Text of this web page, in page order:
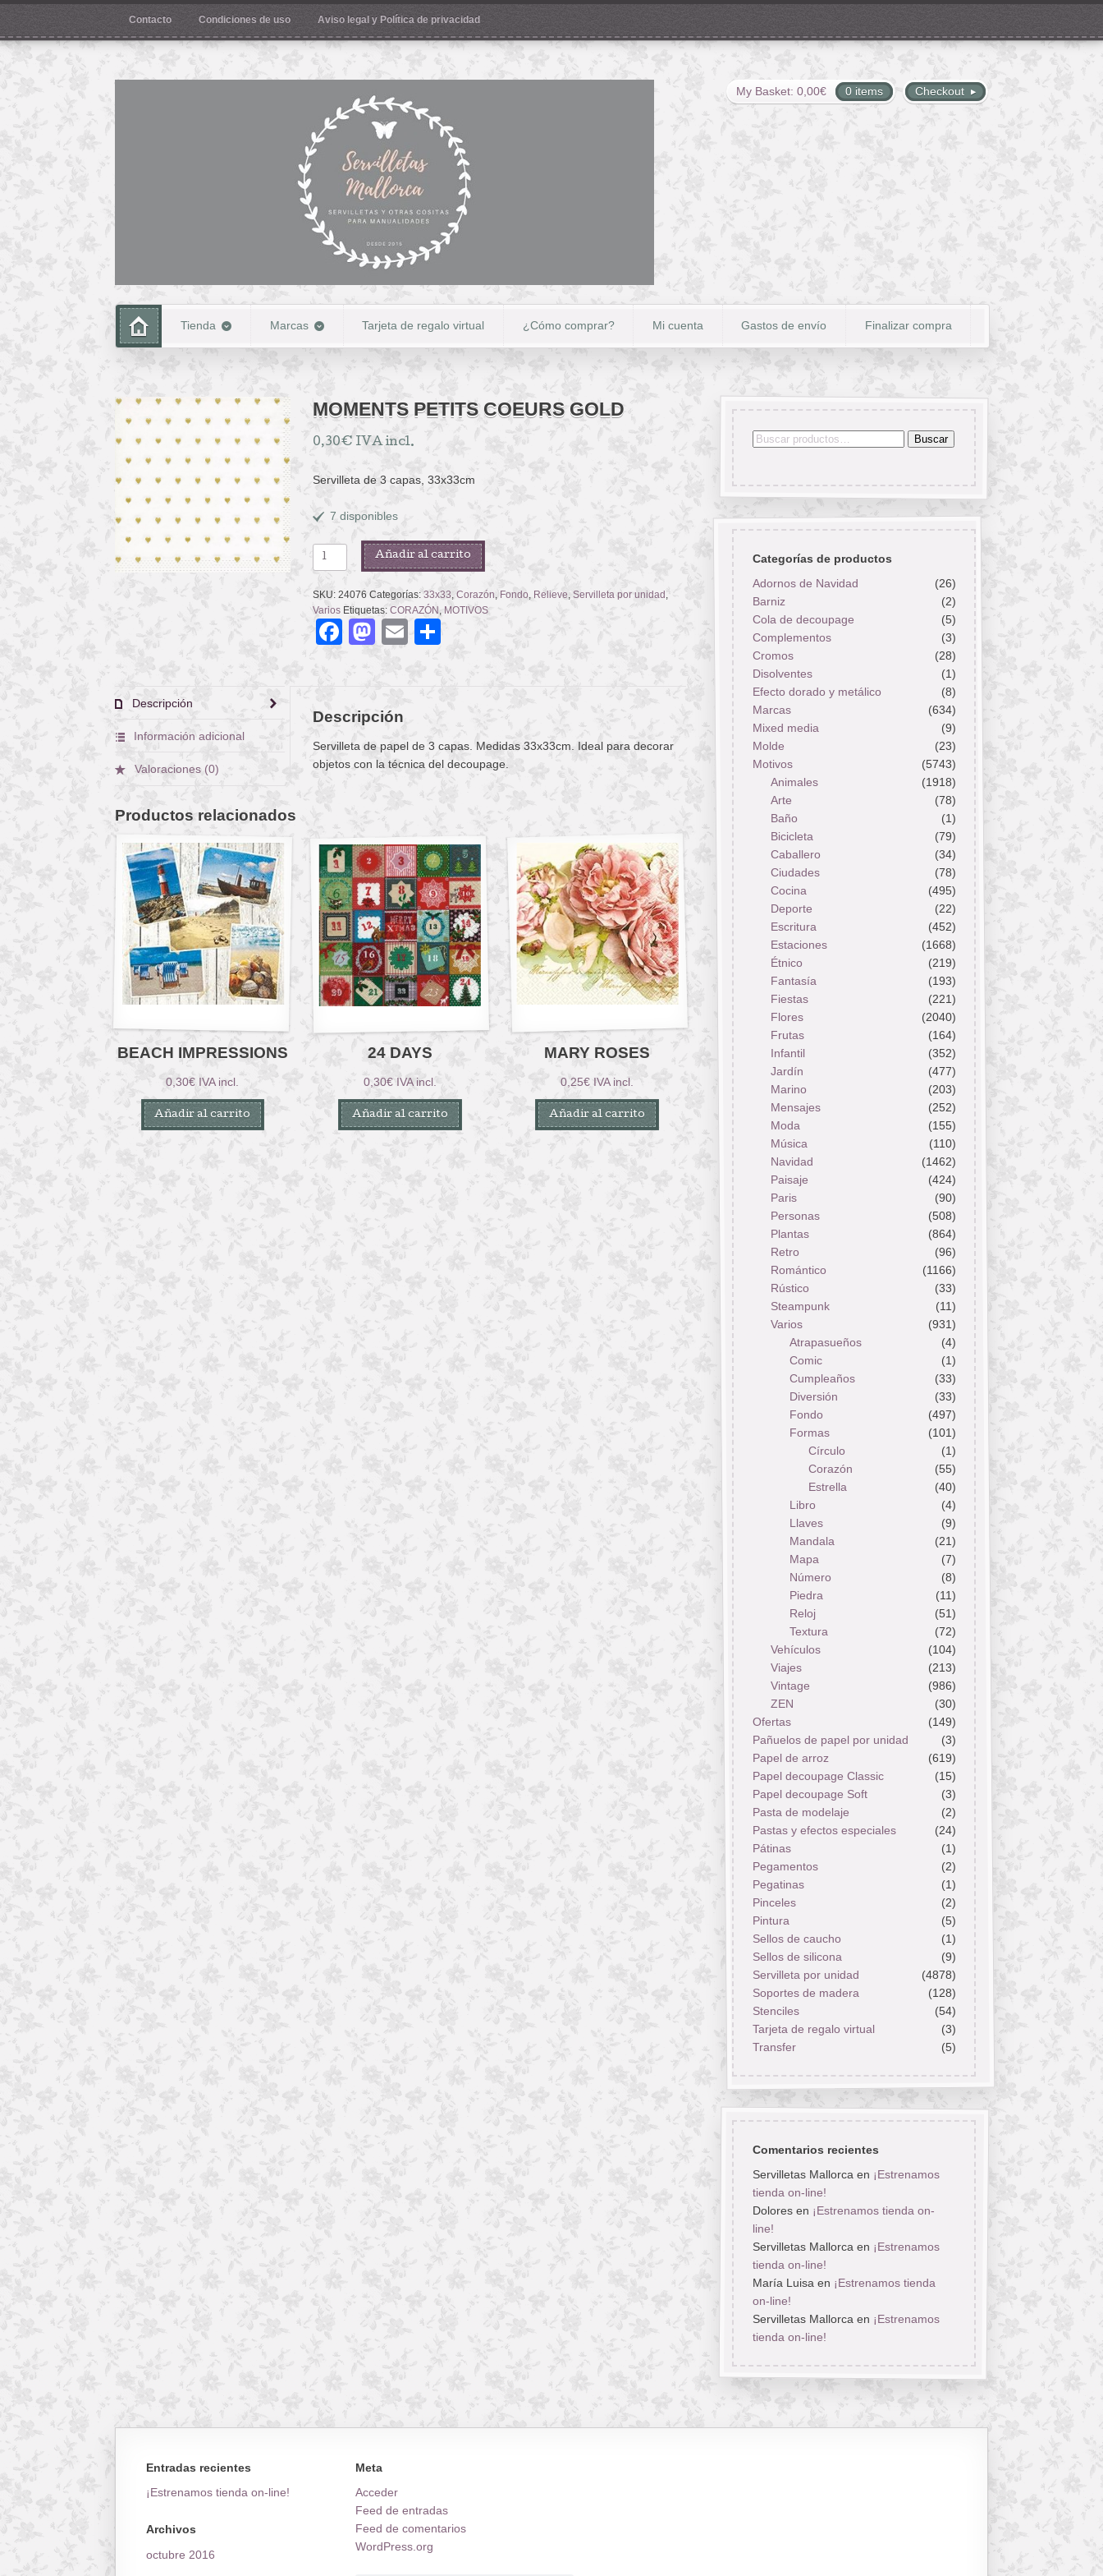
Contacto Condiciones de uso Aviso legal y Política de privacidad
Checkout
My Basket: 0,00€ 0 items
Tienda Marcas Tarjeta de regalo virtual ¿Cómo comprar? Mi cuenta Gastos de envío Finalizar compra
MOMENTS PETITS COEURS GOLD
0,30€ IVA incl.
Servilleta de 3 capas, 33x33cm
7 disponibles
MOMENTS
PETITS
COEURS
GOLD
cantidad
Añadir al carrito
SKU: 24076 Categorías: 33x33 Corazón Fondo Relieve Servilleta por unidad
Varios Etiquetas: CORAZÓN MOTIVOS
Facebook
Mastodon
EmailCompartir
Descripción
Información adicional
Valoraciones (0)
Descripción
Servilleta de papel de 3 capas. Medidas 33x33cm. Ideal para decorar
objetos con la técnica del decoupage.
Productos relacionados
BEACH IMPRESSIONS
0,30€ IVA incl.
Añadir al carrito
24 DAYS
0,30€ IVA incl.
Añadir al carrito
MARY ROSES
0,25€ IVA incl.
Añadir al carrito
Buscar
Buscar
Categorías de productos
Adornos de Navidad
(26)
Barniz
(2)
Cola de decoupage
(5)
Complementos
(3)
Cromos
(28)
Disolventes
(1)
Efecto dorado y metálico
(8)
Marcas
(634)
Mixed media
(9)
Molde
(23)
Motivos
(5743)
Animales
(1918)
Arte
(78)
Baño
(1)
Bicicleta
(79)
Caballero
(34)
Ciudades
(78)
Cocina
(495)
Deporte
(22)
Escritura
(452)
Estaciones
(1668)
Étnico
(219)
Fantasía
(193)
Fiestas
(221)
Flores
(2040)
Frutas
(164)
Infantil
(352)
Jardín
(477)
Marino
(203)
Mensajes
(252)
Moda
(155)
Música
(110)
Navidad
(1462)
Paisaje
(424)
Paris
(90)
Personas
(508)
Plantas
(864)
Retro
(96)
Romántico
(1166)
Rústico
(33)
Steampunk
(11)
Varios
(931)
Atrapasueños
(4)
Comic
(1)
Cumpleaños
(33)
Diversión
(33)
Fondo
(497)
Formas
(101)
Círculo
(1)
Corazón
(55)
Estrella
(40)
Libro
(4)
Llaves
(9)
Mandala
(21)
Mapa
(7)
Número
(8)
Piedra
(11)
Reloj
(51)
Textura
(72)
Vehículos
(104)
Viajes
(213)
Vintage
(986)
ZEN
(30)
Ofertas
(149)
Pañuelos de papel por unidad
(3)
Papel de arroz
(619)
Papel decoupage Classic
(15)
Papel decoupage Soft
(3)
Pasta de modelaje
(2)
Pastas y efectos especiales
(24)
Pátinas
(1)
Pegamentos
(2)
Pegatinas
(1)
Pinceles
(2)
Pintura
(5)
Sellos de caucho
(1)
Sellos de silicona
(9)
Servilleta por unidad
(4878)
Soportes de madera
(128)
Stenciles
(54)
Tarjeta de regalo virtual
(3)
Transfer
(5)
Comentarios recientes
Servilletas Mallorcaen ¡Estrenamos
tienda on-line!
Doloresen ¡Estrenamos tienda on-
line!
Servilletas Mallorcaen ¡Estrenamos
tienda on-line!
María Luisaen ¡Estrenamos tienda
on-line!
Servilletas Mallorcaen ¡Estrenamos
tienda on-line!
Entradas recientes
¡Estrenamos tienda on-line!
Archivos
octubre 2016
Meta
Acceder
Feed de entradas
Feed de comentarios
WordPress.org